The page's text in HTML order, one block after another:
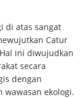
di atas sangat
Catur
ini diwujudkan
secara
dengan
ekologi.